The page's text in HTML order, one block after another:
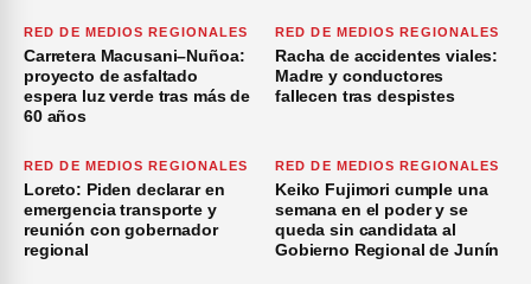
RED DE MEDIOS REGIONALES
Carretera Macusani–Nuñoa:
proyecto de asfaltado
espera luz verde tras más de
60 años
RED DE MEDIOS REGIONALES
Racha de accidentes viales:
Madre y conductores
fallecen tras despistes
RED DE MEDIOS REGIONALES
Loreto: Piden declarar en
emergencia transporte y
reunión con gobernador
regional
RED DE MEDIOS REGIONALES
Keiko Fujimori cumple una
semana en el poder y se
queda sin candidata al
Gobierno Regional de Junín